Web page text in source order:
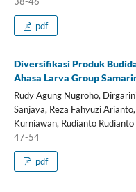
pdf
Diversifikasi Produk
Ahasa Larva Group
Rudy Agung Nugroho,
Sanjaya, Reza Fahyuzi
Kurniawan, Rudianto Rudianto
47-54
pdf